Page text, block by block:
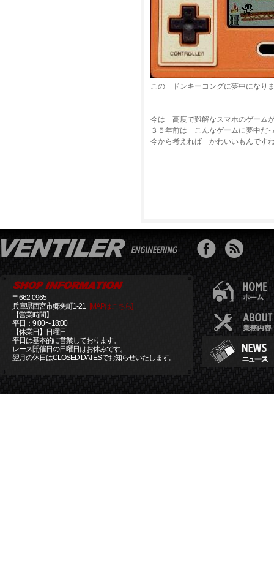
この ドンキーコングに夢中になり
今は 高度で難解なスマホのゲーム
３５年前は こんなゲームに夢中だ
今から考えれば かわいいもんです
〒662-0965
兵庫県西宮市郷免町1-21 [MAPはこちら]
【営業時間】
平日：9:00〜18:00
【休業日】日曜日
平日は基本的に営業しております。
レース開催日の日曜日はお休みです。
翌月の休日はCLOSED DATESでお知らせいたします。